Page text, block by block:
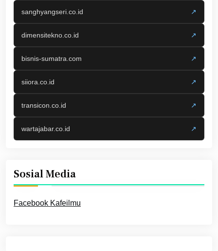
sanghyangseri.co.id ↗
dimensitekno.co.id ↗
bisnis-sumatra.com ↗
siiora.co.id ↗
transicon.co.id ↗
wartajabar.co.id ↗
Sosial Media
Facebook Kafeilmu